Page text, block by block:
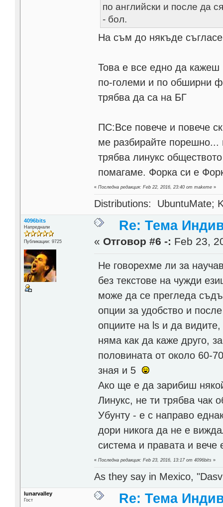
по английски и после да
- бол.
На съм до някъде
Това е все едно да
по-големи и по обширни
трябва да са на БГ
ПС:Все повече и повече
ме разбирайте порешно...
трябва линукс
помагаме. Форка си е
«Последна редакция: Feb 22, 2016, 23:40 от makeme »
Distributions: UbuntuMate;
4096bits
Напреднали
Публикации: 9725
Re: Тема
« Отговор #6 -: Feb 23,
Не говорехме ли за
без текстове на чужди
може да се прегледа
опции за удобство и
опциите на ls и да
няма как да каже друго,
половината от около 60-
зная и 5
Ако ще е да зарибиш
Линукс, не ти трябва чак
Убунту - е с направо
дори никога да не е
система и правата и вече
«Последна редакция: Feb 23, 2016, 13:17 от 4096bits »
As they say in Mexico,
lunarvalley
Гост Re: Тема